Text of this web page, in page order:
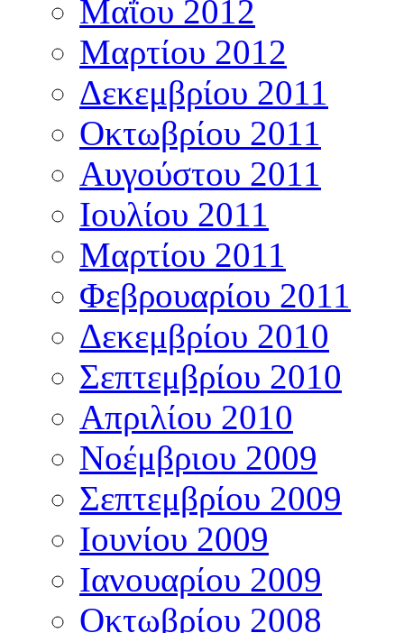
Μαΐου 2012
Μαρτίου 2012
Δεκεμβρίου 2011
Οκτωβρίου 2011
Αυγούστου 2011
Ιουλίου 2011
Μαρτίου 2011
Φεβρουαρίου 2011
Δεκεμβρίου 2010
Σεπτεμβρίου 2010
Απριλίου 2010
Νοέμβριου 2009
Σεπτεμβρίου 2009
Ιουνίου 2009
Ιανουαρίου 2009
Οκτωβρίου 2008